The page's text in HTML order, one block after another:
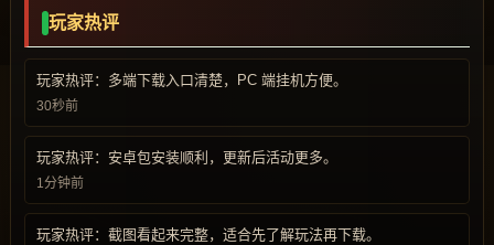
玩家热评
玩家热评：多端下载入口清楚，PC 端挂机方便。
30秒前
玩家热评：安卓包安装顺利，更新后活动更多。
1分钟前
玩家热评：截图看起来完整，适合先了解玩法再下载。